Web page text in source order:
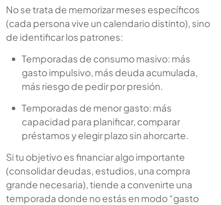
No se trata de memorizar meses específicos
(cada persona vive un calendario distinto), sino
de identificar los patrones:
Temporadas de consumo masivo: más
gasto impulsivo, más deuda acumulada,
más riesgo de pedir por presión.
Temporadas de menor gasto: más
capacidad para planificar, comparar
préstamos y elegir plazo sin ahorcarte.
Si tu objetivo es financiar algo importante
(consolidar deudas, estudios, una compra
grande necesaria), tiende a convenirte una
temporada donde no estás en modo “gasto